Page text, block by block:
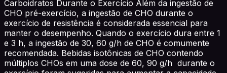
Carboidratos Durante o Exercício Além da ingestão de
CHO pré-exercício, a ingestão de CHO durante o
exercício de resistência é considerada essencial para
manter o desempenho. Quando o exercício dura entre 1
e 3 h, a ingestão de 30, 60 g/h de CHO é comumente
recomendada. Bebidas isotônicas de CHO contendo
múltiplos CHOs em uma dose de 60, 90 g/h durante o